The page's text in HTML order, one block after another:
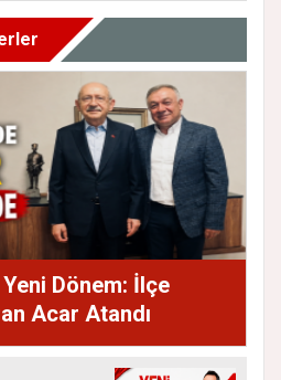
Dönem: İlçe
Acar Atandı